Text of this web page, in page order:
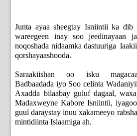
Junta ayaa sheegtay Isniintii ka
wareegeen inay soo jeedinayaan
noqoshada nidaamka dastuuriga
qorshayaashooda.
Saraakiishan oo isku
Badbaadada iyo Soo celinta
Axadda bilaabay guluf dagaal,
Madaxweyne Kabore Isniintii,
guul daraystay inuu xakameeyo
mintidiinta Islaamiga ah.